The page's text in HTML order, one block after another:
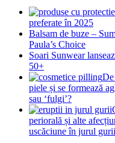
preferate în 2025
Balsam de buze –
Paula’s Choice
Soari Sunwear
50+
De
piele și se formează
sau ‘fulgi’?
periorală și alte
uscăciune în jurul gurii